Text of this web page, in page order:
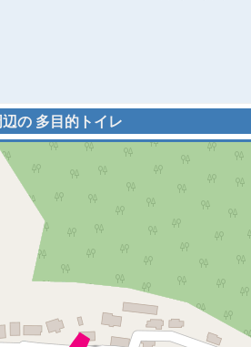
の 多目的トイレ